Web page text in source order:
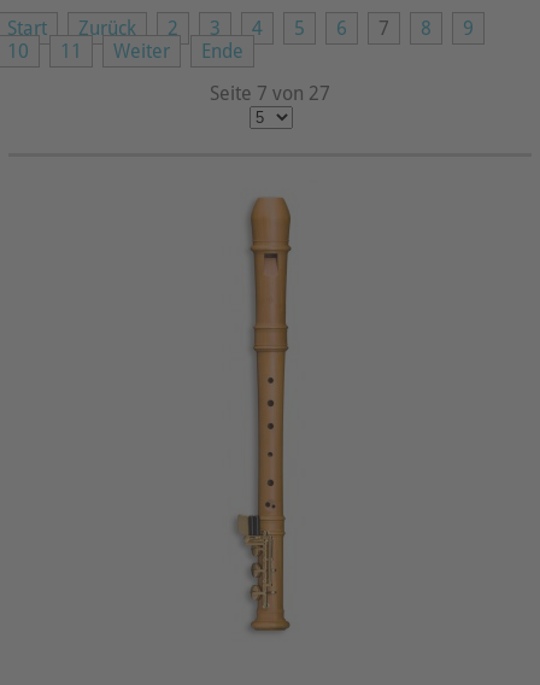
Start Zurück 2 3 4 5 6 7 8
9
10
11 Weiter
Ende
Seite 7 von 27